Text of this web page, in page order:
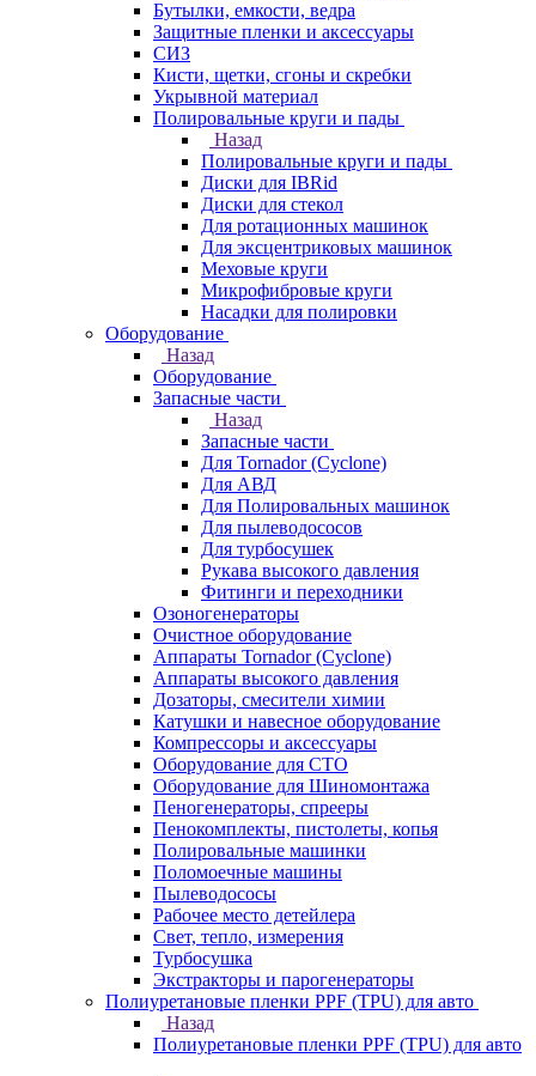
Бутылки, емкости, ведра
Защитные пленки и аксессуары
СИЗ
Кисти, щетки, сгоны и скребки
Укрывной материал
Полировальные круги и пады
Назад
Полировальные круги и пады
Диски для IBRid
Диски для стекол
Для ротационных машинок
Для эксцентриковых машинок
Меховые круги
Микрофибровые круги
Насадки для полировки
Оборудование
Назад
Оборудование
Запасные части
Назад
Запасные части
Для Tornador (Cyclone)
Для АВД
Для Полировальных машинок
Для пылеводососов
Для турбосушек
Рукава высокого давления
Фитинги и переходники
Озоногенераторы
Очистное оборудование
Аппараты Tornador (Cyclone)
Аппараты высокого давления
Дозаторы, смесители химии
Катушки и навесное оборудование
Компрессоры и аксессуары
Оборудование для СТО
Оборудование для Шиномонтажа
Пеногенераторы, спрееры
Пенокомплекты, пистолеты, копья
Полировальные машинки
Поломоечные машины
Пылеводососы
Рабочее место детейлера
Свет, тепло, измерения
Турбосушка
Экстракторы и парогенераторы
Полиуретановые пленки PPF (TPU) для авто
Назад
Полиуретановые пленки PPF (TPU) для авто